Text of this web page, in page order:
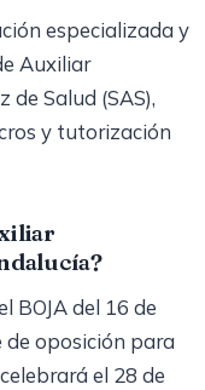
especializada y
Auxiliar
Salud (SAS),
y tutorización
BOJA del 16 de
de oposición para
el 28 de